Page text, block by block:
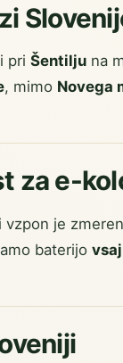
pri Šentiljuna
, mimo Novega
za e-
vzpon je
baterijo